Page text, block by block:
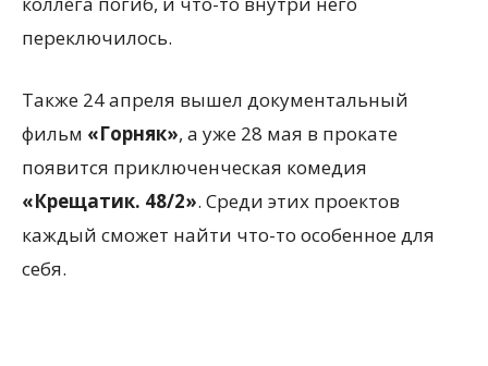
переключилось.
Также 24 апреля вышел документальный
фильм «Горняк», а уже 28 мая в прокате
появится приключенческая комедия
«Крещатик. 48/2». Среди этих проектов
каждый сможет найти что-то особенное для
себя.